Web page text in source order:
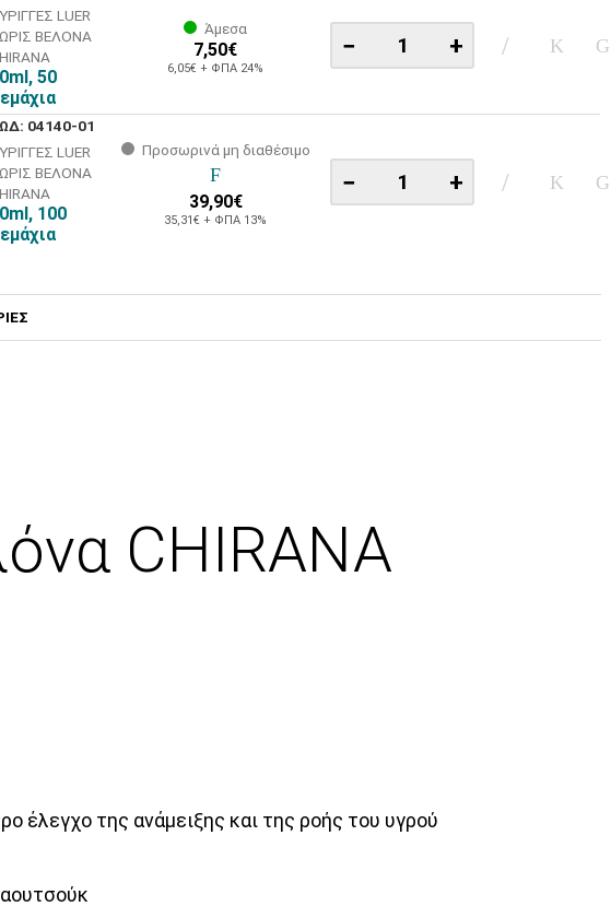
LUER
ΒΕΛΟΝΑ
50
Άμεσα
7,50€
6,05€ + ΦΠΑ 24%
− +
04140-01
LUER
ΒΕΛΟΝΑ
100
Προσωρινά μη διαθέσιμο
39,90€
35,31€ + ΦΠΑ 13%
− +
CHIRANA
έλεγχο της ανάμειξης και της ροής του υγρού